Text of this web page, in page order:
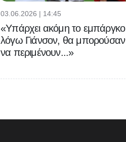
03.06.2026 | 14:45
«Υπάρχει ακόμη το εμπάργκο
λόγω Γιάνσον, θα μπορούσαν
να περιμένουν...»